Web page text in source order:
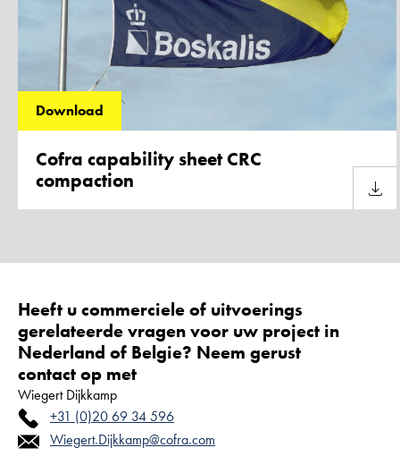
Download
Cofra capability sheet CRC
compaction
Heeft u commerciele of uitvoerings
gerelateerde vragen voor uw project in
Nederland of Belgie? Neem gerust
contact op met
Wiegert Dijkkamp
+31 (0)20 69 34 596
Wiegert.Dijkkamp@cofra.com